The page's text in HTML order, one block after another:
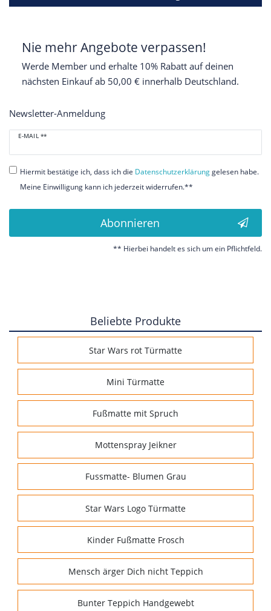
Nie mehr Angebote verpassen!
Werde Member und erhalte 10% Rabatt auf deinen
nächsten Einkauf ab 50,00 € innerhalb Deutschland.
Newsletter-Anmeldung
E-MAIL **
Newsletter
Honig
Hiermit bestätige ich, dass ich die Daten­schutz­erklärunggelesen habe.
Meine Einwilligung kann ich jederzeit widerrufen.**
Abonnieren
** Hierbei handelt es sich um ein Pflichtfeld.
Beliebte Produkte
Star Wars rot Türmatte
Mini Türmatte
Fußmatte mit Spruch
Mottenspray Jeikner
Fussmatte- Blumen Grau
Star Wars Logo Türmatte
Kinder Fußmatte Frosch
Mensch ärger Dich nicht Teppich
Bunter Teppich Handgewebt